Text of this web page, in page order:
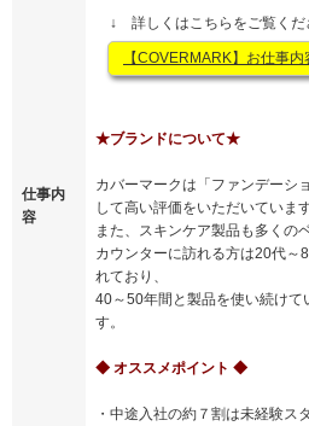
仕事内
容
↓ 詳しくはこちらをご覧くだ
【COVERMARK】お仕事内
★ブランドについて★
カバーマークは「ファンデーシ
して高い評価をいただいています
また、スキンケア製品も多くの
カウンターに訪れる方は20代～
れており、
40～50年間と製品を使い続けて
す。
◆ オススメポイント ◆
・中途入社の約７割は未経験ス